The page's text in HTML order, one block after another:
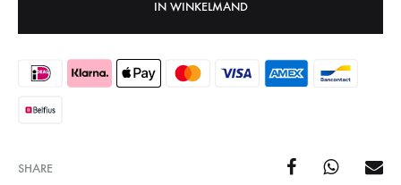
IN WINKELMAND
SHARE